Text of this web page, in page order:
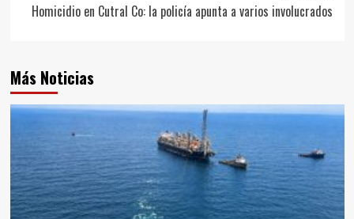
Homicidio en Cutral Co: la policía apunta a varios involucrados
Más Noticias